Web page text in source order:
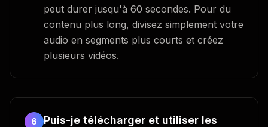
peut durer jusqu'à 60 secondes. Pour du
contenu plus long, divisez simplement votre
audio en segments plus courts et créez
plusieurs vidéos.
6
Puis-je télécharger et utiliser les